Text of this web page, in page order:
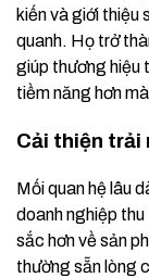
kiến và giới thiệu
quanh. Họ trở
giúp thương hiệu
tiềm năng hơn
Cải thiện trải
Mối quan hệ lâu
doanh nghiệp
sắc hơn về sản
thường sẵn lòng